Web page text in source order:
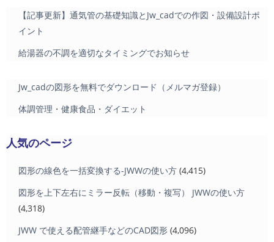
【記事更新】通気管の基礎知識とJw_cadでの作図・設備設計ポ
イント
給湯器の不調を適切なタイミングでお知らせ
Jw_cadの図形を無料でダウンロード（メルマガ登録）
体調管理・健康食品・ダイエット
人気のページ
図形の線色を一括変換する-JWWの使い方 (4,415)
図形を上下左右にミラー反転（移動・複写） JWWの使い方
(4,318)
JWW で使える配管継手などのCAD図形 (4,096)